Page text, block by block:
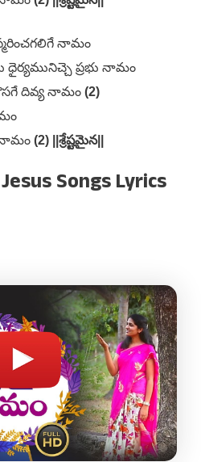
నామం
ధైర్యమునిచ్చె ప్రభు నామం
దివ్య నామం (2)
నామం (2) ||శ్రేష్టమైన||
Songs Lyrics